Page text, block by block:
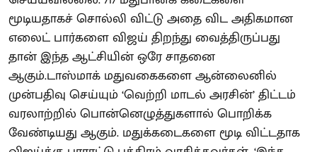
மூடியதாகச் சொல்லி விட்டு அதை விட அதிகமான
எலைட் பார்களை விஜய் திறந்து வைத்திருப்பது
தான் இந்த ஆட்சியின் ஒரே சாதனை
ஆகும்.டாஸ்மாக் மதுவகைகளை ஆன்லைனில்
முன்பதிவு செய்யும் ‘வெற்றி மாடல் அரசின்’ திட்டம்
வரலாற்றில் பொன்னெழுத்துகளால் பொறிக்க
வேண்டியது ஆகும். மதுக்கடைகளை மூடி விட்டதாக